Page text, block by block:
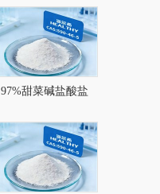
97%甜菜碱盐酸盐